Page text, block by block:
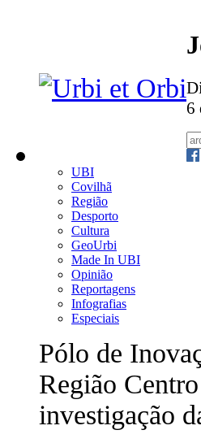
6
UBI
Covilhã
Região
Desporto
Cultura
GeoUrbi
Made In UBI
Opinião
Reportagens
Infografias
Especiais
Pólo de
Região
investigação